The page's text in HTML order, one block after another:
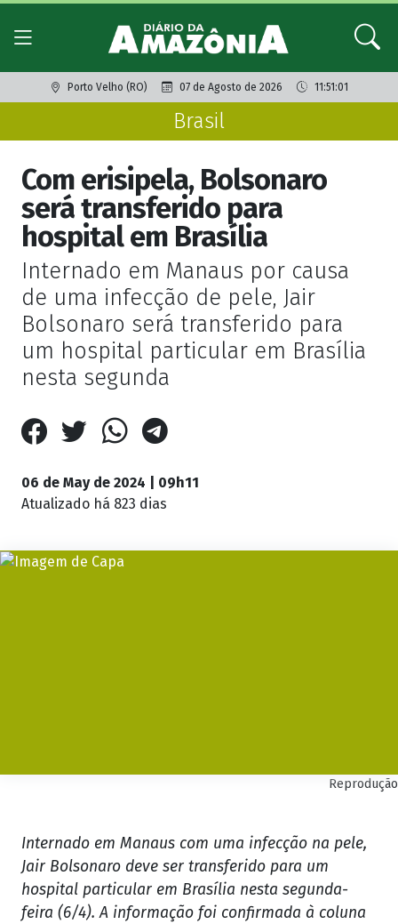
Porto Velho (RO) 07 de Agosto de 2026 11:51:01
Brasil
Com erisipela, Bolsonaro
será transferido para
hospital em Brasília
Internado em Manaus por causa
de uma infecção de pele, Jair
Bolsonaro será transferido para
um hospital particular em Brasília
nesta segunda
06 de May de 2024 | 09h11
Atualizado há 823 dias
Reprodução
Internado em Manaus com uma infecção na pele,
Jair Bolsonaro deve ser transferido para um
hospital particular em Brasília nesta segunda-
feira (6/4). A informação foi confirmada à coluna